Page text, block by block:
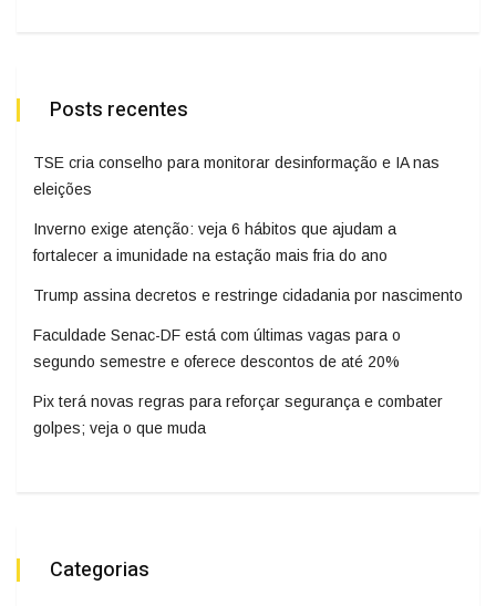
Posts recentes
TSE cria conselho para monitorar desinformação e IA nas
eleições
Inverno exige atenção: veja 6 hábitos que ajudam a
fortalecer a imunidade na estação mais fria do ano
Trump assina decretos e restringe cidadania por nascimento
Faculdade Senac-DF está com últimas vagas para o
segundo semestre e oferece descontos de até 20%
Pix terá novas regras para reforçar segurança e combater
golpes; veja o que muda
Categorias